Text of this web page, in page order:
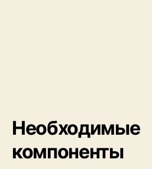
Необходимые
компоненты